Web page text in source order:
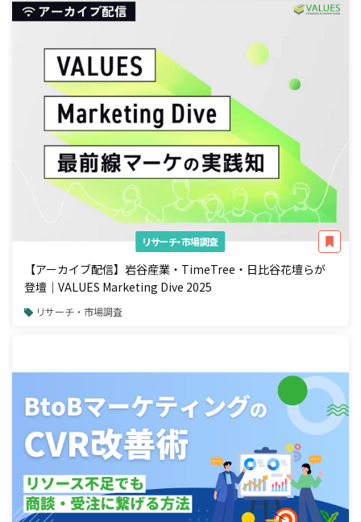
リサーチ・市場調査
【アーカイブ配信】岩谷産業・TimeTree・日比谷花壇らが
登壇｜VALUES Marketing Dive 2025
リサーチ・市場調査